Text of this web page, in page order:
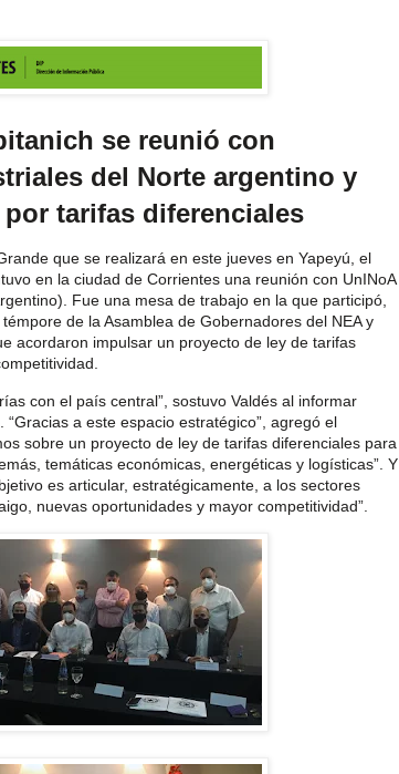
se reunió con
del Norte argentino y
tarifas diferenciales
que se realizará en este jueves en Yapeyú, el
en la ciudad de Corrientes una reunión con UnINoA
Fue una mesa de trabajo en la que participó,
de la Asamblea de Gobernadores del NEA y
acordaron impulsar un proyecto de ley de tarifas
con el país central”, sostuvo Valdés al informar
a este espacio estratégico”, agregó el
sobre un proyecto de ley de tarifas diferenciales para
temáticas económicas, energéticas y logísticas”. Y
es articular, estratégicamente, a los sectores
nuevas oportunidades y mayor competitividad”.